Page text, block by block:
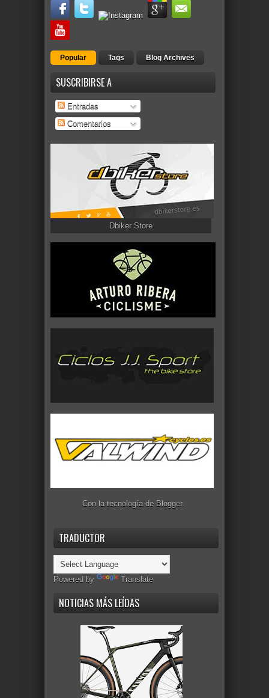
Popular Tags Blog Archives
SUSCRIBIRSE A
Entradas
Comentarios
Dbiker Store
Con la tecnología de Blogger.
TRADUCTOR
Powered by Translate
NOTICIAS MÁS LEÍDAS